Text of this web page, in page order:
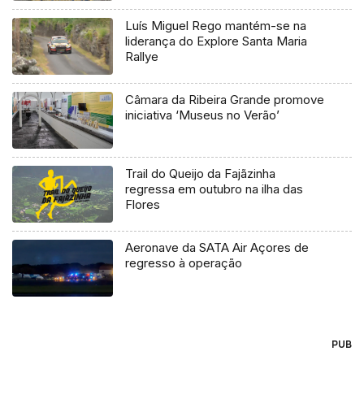
Luís Miguel Rego mantém-se na
liderança do Explore Santa Maria
Rallye
Câmara da Ribeira Grande promove
iniciativa ‘Museus no Verão’
Trail do Queijo da Fajãzinha
regressa em outubro na ilha das
Flores
Aeronave da SATA Air Açores de
regresso à operação
PUB